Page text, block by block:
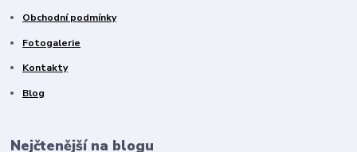
Obchodní podmínky
Fotogalerie
Kontakty
Blog
Nejčtenější na blogu